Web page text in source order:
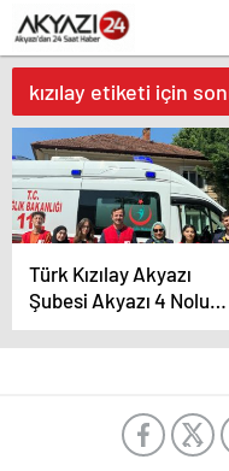
kızılay etiketi için
Türk Kızılay Akyazı
Şubesi Akyazı 4 Nolu
Paramedik
İstasyonunu ziyaret